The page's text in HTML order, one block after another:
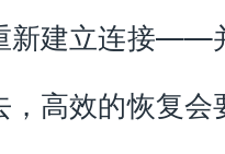
新建立连接——
，高效的恢复会